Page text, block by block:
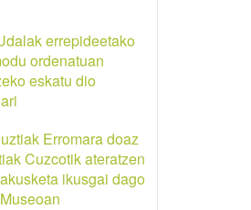
errepideetako
ordenatuan
eskatu dio
Erromara doaz
Cuzcotik ateratzen
ikusgai dago